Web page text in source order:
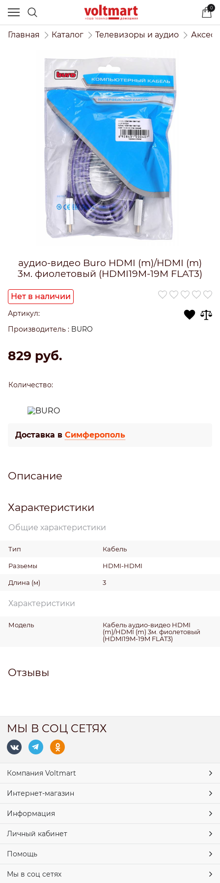
0
Главная Каталог Телевизоры и аудио
аудио-видео Buro HDMI (m)/HDMI (m)
3м. фиолетовый (HDMI19M-19M FLAT3)
Нет в наличии
Артикул:
Производитель : BURO
829 руб.
Количество:
Доставка в Симферополь
Описание
Характеристики
Общие характеристики
Тип Кабель
Разьемы HDMI-HDMI
Длина (м) 3
Характеристики
Модель
Кабель аудио-видео HDMI
(m)/HDMI (m) 3м. фиолетовый
(HDMI19M-19M FLAT3)
Отзывы
МЫ В СОЦ СЕТЯХ
Компания Voltmart
Интернет-магазин
Информация
Личный кабинет
Помощь
Мы в соц сетях